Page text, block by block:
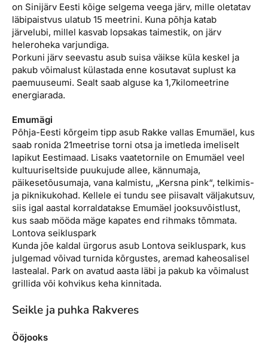
on Sinijärv Eesti kõige selgema veega järv, mille oletatav
läbipaistvus ulatub 15 meetrini. Kuna põhja katab
järvelubi, millel kasvab lopsakas taimestik, on järv
heleroheka varjundiga.
Porkuni järv seevastu asub suisa väikse küla keskel ja
pakub võimalust külastada enne kosutavat suplust ka
paemuuseumi. Sealt saab alguse ka 1,7kilomeetrine
energiarada.
Emumägi
Põhja-Eesti kõrgeim tipp asub Rakke vallas Emumäel, kus
saab ronida 21meetrise torni otsa ja imetleda imeliselt
lapikut Eestimaad. Lisaks vaatetornile on Emumäel veel
kultuuriseltside puukujude allee, kännumaja,
päikesetõusumaja, vana kalmistu, „Kersna pink“, telkimis-
ja piknikukohad. Kellele ei tundu see piisavalt väljakutsuv,
siis igal aastal korraldatakse Emumäel jooksuvõistlust,
kus saab mööda mäge kapates end rihmaks tõmmata.
Lontova seikluspark
Kunda jõe kaldal ürgorus asub Lontova seikluspark, kus
julgemad võivad turnida kõrgustes, aremad kaheosalisel
lastealal. Park on avatud aasta läbi ja pakub ka võimalust
grillida või kohvikus keha kinnitada.
Seikle ja puhka Rakveres
Ööjooks